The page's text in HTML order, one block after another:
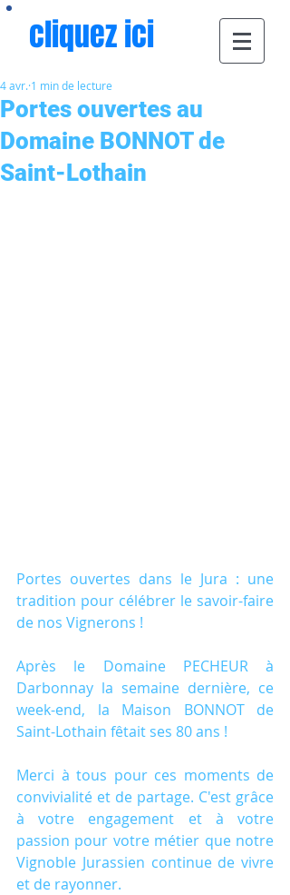
cliquez ici
Portes ouvertes au
Domaine BONNOT de
Saint-Lothain
4 avr. 1 min de lecture
Portes ouvertes dans le Jura : une
tradition pour célébrer le savoir-faire
de nos Vignerons !
Après le Domaine PECHEUR à
Darbonnay la semaine dernière, ce
week-end, la Maison BONNOT de
Saint-Lothain fêtait ses 80 ans !
Merci à tous pour ces moments de
convivialité et de partage. C'est grâce
à votre engagement et à votre
passion pour votre métier que notre
Vignoble Jurassien continue de vivre
et de rayonner.